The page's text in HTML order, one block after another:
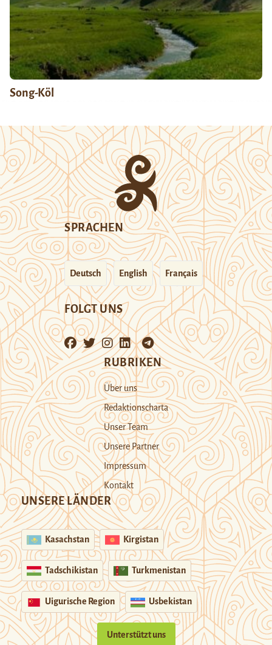
Song-Köl
SPRACHEN
Deutsch English Français
FOLGT UNS
RUBRIKEN
Über uns
Redaktionscharta
Unser Team
Unsere Partner
Impressum
Kontakt
UNSERE LÄNDER
Kasachstan Kirgistan
Tadschikistan Turkmenistan
Uigurische Region Usbekistan
Unterstützt uns